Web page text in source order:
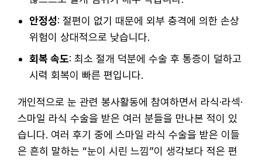
안정성: 절편이 없기 때문에 외부 충격에 의한 손상
위험이 상대적으로 낮습니다.
회복 속도: 최소 절개 덕분에 수술 후 통증이 덜하고
시력 회복이 빠른 편입니다.
개인적으로 눈 관련 봉사활동에 참여하면서 라식·라섹·
스마일 라식 수술을 받은 여러 분들을 만나본 적이 있
습니다. 여러 후기 중에 스마일 라식 수술을 받은 이들
은 흔히 말하는 “눈이 시린 느낌”이 생각보다 적은 편